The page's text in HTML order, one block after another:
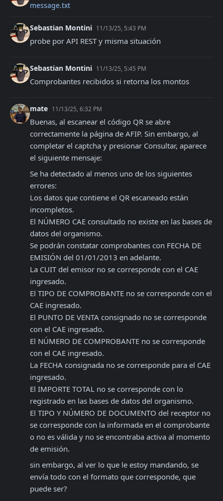
message.txt
Sebastian Montini 11/13/25, 5:43 PM
probe por API REST y misma situación
Sebastian Montini 11/13/25, 5:45 PM
Comprobantes recibidos si retorna los montos
mate 11/13/25, 6:32 PM
Buenas, al escanear el código QR se abre
correctamente la página de AFIP. Sin embargo, al
completar el captcha y presionar Consultar, aparece
el siguiente mensaje:
Se ha detectado al menos uno de los siguientes
errores:
Los datos que contiene el QR escaneado están
incompletos.
El NÚMERO CAE consultado no existe en las bases de
datos del organismo.
Se podrán constatar comprobantes con FECHA DE
EMISIÓN del 01/01/2013 en adelante.
La CUIT del emisor no se corresponde con el CAE
ingresado.
El TIPO DE COMPROBANTE no se corresponde con el
CAE ingresado.
El PUNTO DE VENTA consignado no se corresponde
con el CAE ingresado.
El NÚMERO DE COMPROBANTE no se corresponde
con el CAE ingresado.
La FECHA consignada no se corresponde para el CAE
ingresado.
El IMPORTE TOTAL no se corresponde con lo
registrado en las bases de datos del organismo.
El TIPO Y NÚMERO DE DOCUMENTO del receptor no
se corresponde con la informada en el comprobante
o no es válida y no se encontraba activa al momento
de emisión.
sin embargo, al ver lo que le estoy mandando, se
envía todo con el formato que corresponde, que
puede ser?